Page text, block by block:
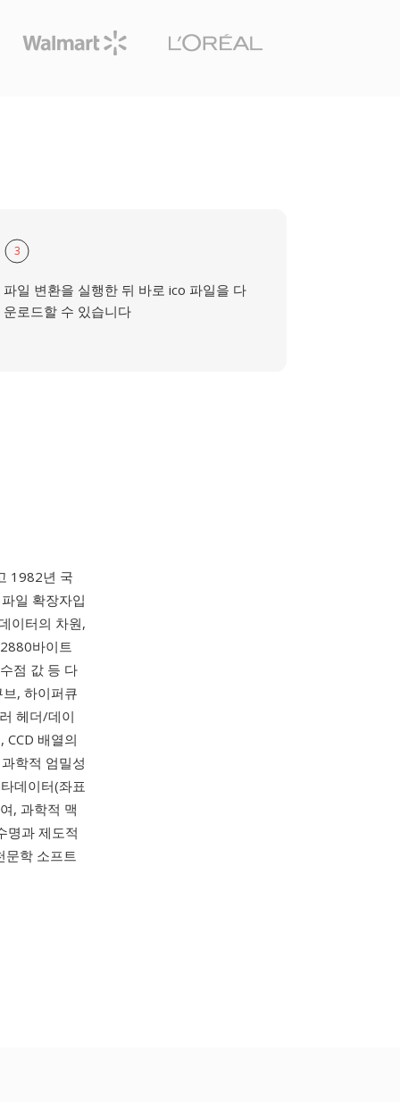
3
파일 변환을 실행한 뒤 바로 ico 파일을 다
운로드할 수 있습니다
1982년 국
일 확장자입
이터의 차원,
바이트
점 값 등 다
, 하이퍼큐
헤더/데이
배열의
학적 엄밀성
데이터(좌표
, 과학적 맥
명과 제도적
문학 소프트